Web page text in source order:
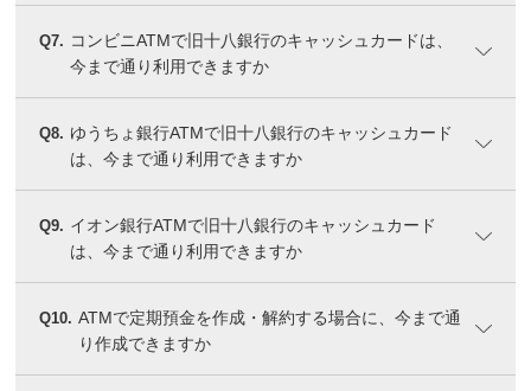
Q7. コンビニATMで旧十八銀行のキャッシュカードは、
今まで通り利用できますか
Q8. ゆうちょ銀行ATMで旧十八銀行のキャッシュカード
は、今まで通り利用できますか
Q9. イオン銀行ATMで旧十八銀行のキャッシュカード
は、今まで通り利用できますか
Q10. ATMで定期預金を作成・解約する場合に、今まで通
り作成できますか